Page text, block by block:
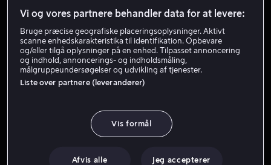
Vi og vores partnere behandler data for at levere:
Bruge præcise geografiske placeringsoplysninger. Aktivt
scanne enhedskarakteristika til identifikation. Opbevare
og/eller tilgå oplysninger på en enhed. Tilpasset annoncering
og indhold, annoncerings- og indholdsmåling,
målgruppeundersøgelser og udvikling af tjenester.
Liste over partnere (leverandører)
Vis formål
Afvis alle Jeg accepterer